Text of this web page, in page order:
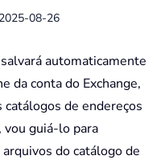
2025-08-26
automaticamente
da conta do Exchange,
catálogos de endereços
guiá-lo para
do catálogo de